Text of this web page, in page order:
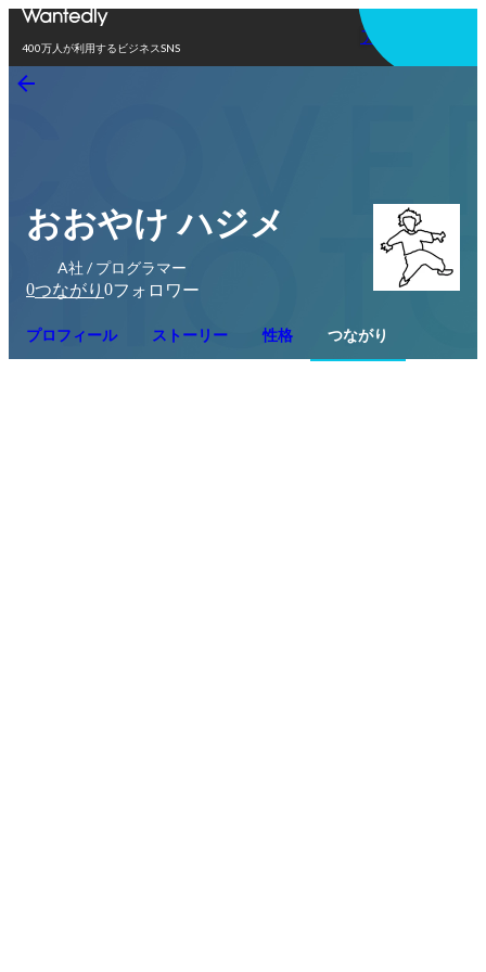
400万人が利用するビジネスSNS
アプリを使う
おおやけ ハジメ
A社 / プログラマー
0つながり 0フォロワー
プロフィール ストーリー 性格 つながり